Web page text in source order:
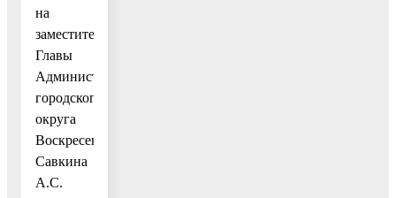
на
заместителя
Главы
Администрации
городского
округа
Воскресенск
Савкина
А.С.